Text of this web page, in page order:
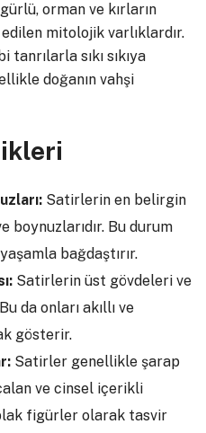
orman ve kırların
mitolojik varlıklardır.
tanrılarla sıkı sıkıya
doğanın vahşi
Satirlerin en belirgin
boynuzlarıdır. Bu durum
bağdaştırır.
Satirlerin üst gövdeleri ve
da onları akıllı ve
gösterir.
Satirler genellikle şarap
ve cinsel içerikli
figürler olarak tasvir